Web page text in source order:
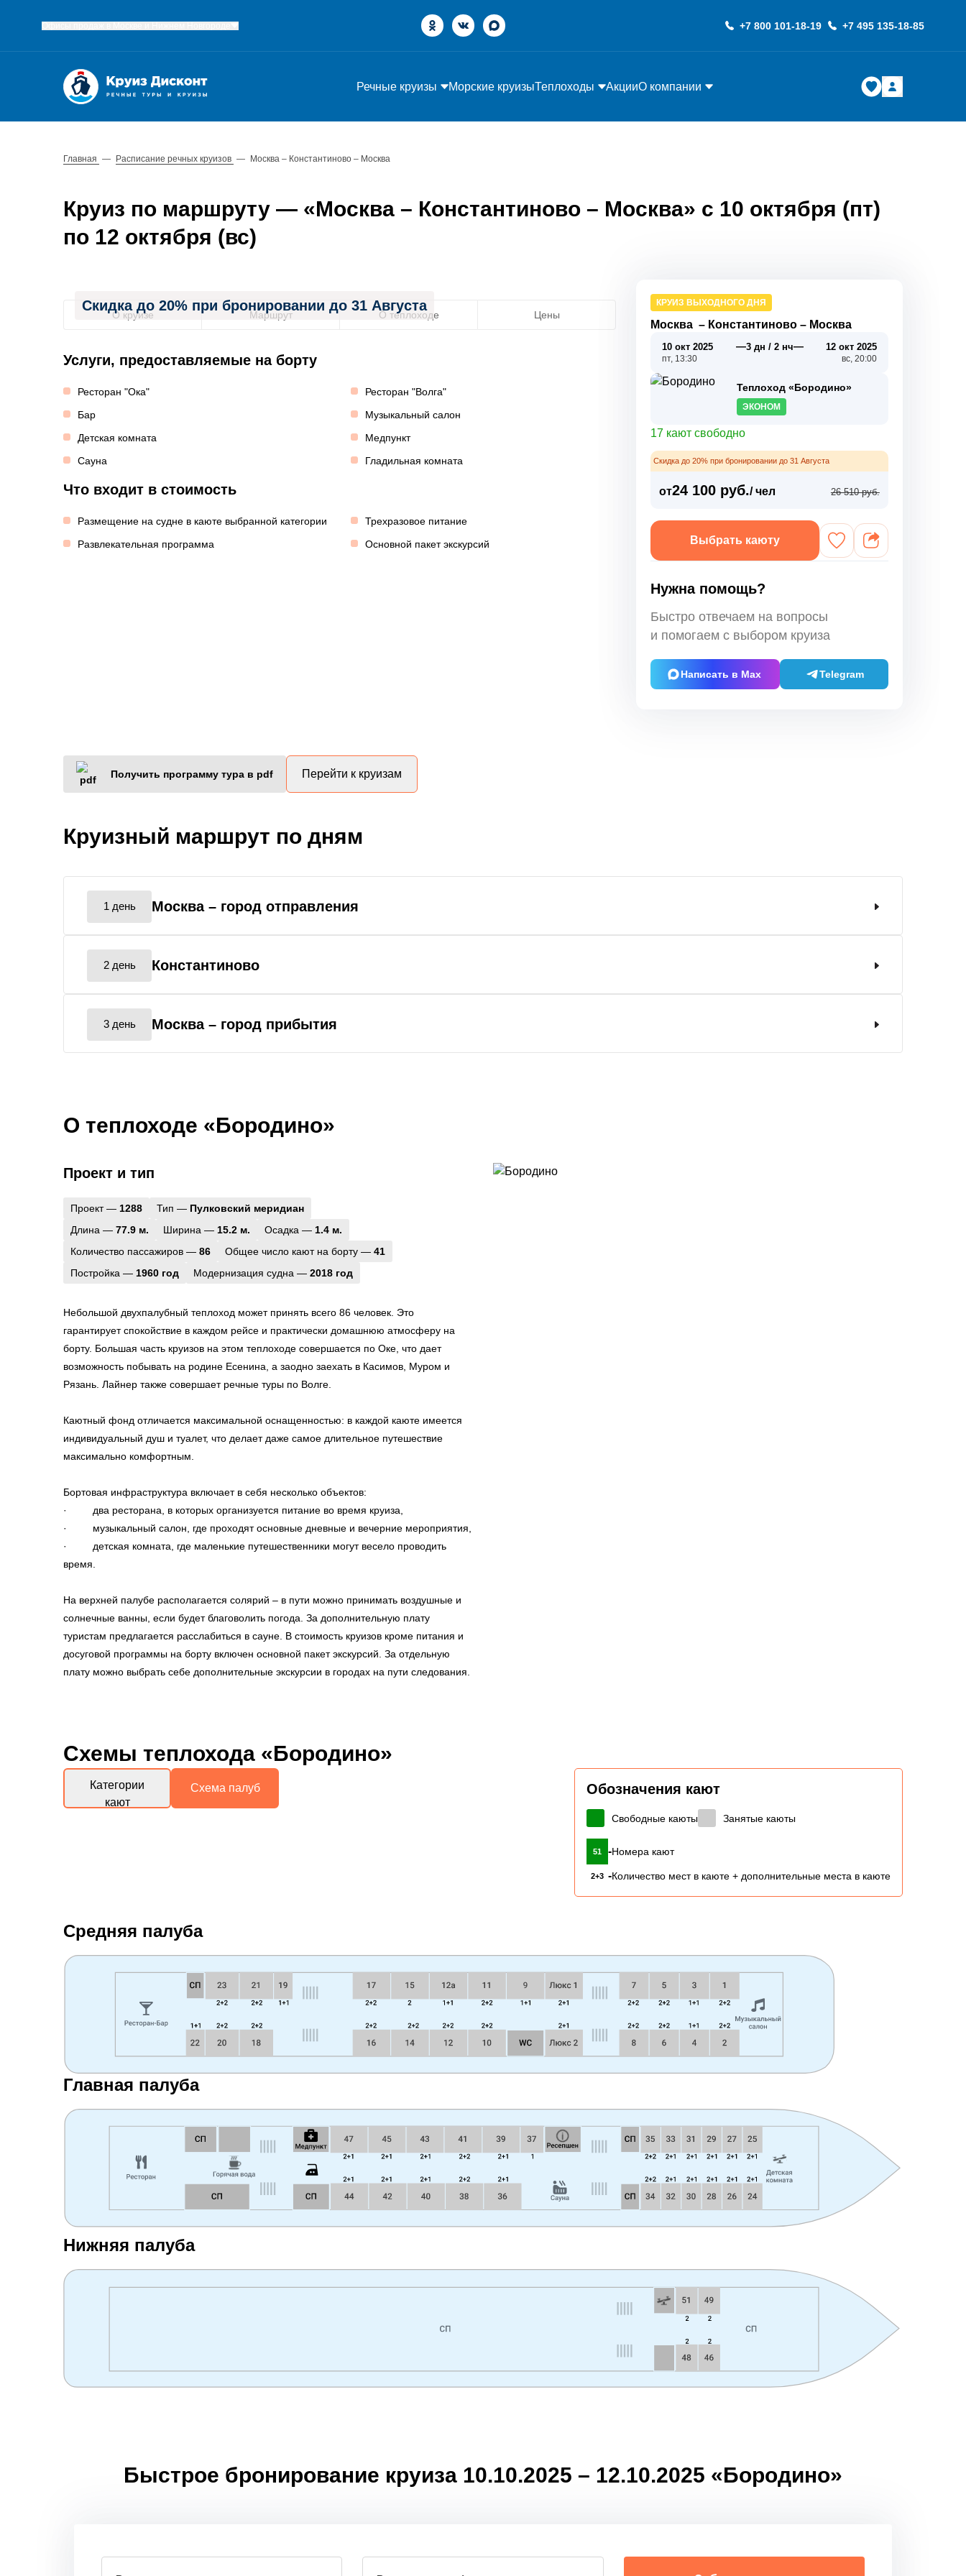
+7 800 101-18-19 +7 495 135-18-85
Речные круизы Морские круизыТеплоходы АкцииО компании
Главная — Расписание речных круизов — Москва – Константиново – Москва
Круиз по маршруту — «Москва – Константиново – Москва» с 10 октября (пт)
по 12 октября (вс)
Скидка до 20% при бронировании до 31 Августа
О круизе Маршрут О теплоходе Цены
Услуги, предоставляемые на борту
Ресторан "Ока"
Ресторан "Волга"
Бар
Музыкальный салон
Детская комната
Медпункт
Сауна
Гладильная комната
Что входит в стоимость
Размещение на судне в каюте выбранной категории
Трехразовое питание
Развлекательная программа
Основной пакет экскурсий
КРУИЗ ВЫХОДНОГО ДНЯ
Москва – Константиново – Москва
10 окт 2025
пт, 13:30
—3 дн / 2 нч— 12 окт 2025
вс, 20:00
Теплоход «Бородино»
ЭКОНОМ
17 кают свободно
Скидка до 20% при бронировании до 31 Августа
от24 100 руб./ чел 26 510 руб.
Выбрать каюту
Нужна помощь?
Быстро отвечаем на вопросы
и помогаем с выбором круиза
Написать в Max Telegram
Получить программу тура в pdf Перейти к круизам
Круизный маршрут по дням
1 день Москва – город отправления
2 день Константиново
3 день Москва – город прибытия
О теплоходе «Бородино»
Проект и тип
Проект — 1288 Тип — Пулковский меридиан
Длина — 77.9 м. Ширина — 15.2 м. Осадка — 1.4 м.
Количество пассажиров — 86 Общее число кают на борту — 41
Постройка — 1960 год Модернизация судна — 2018 год
Небольшой двухпалубный теплоход может принять всего 86 человек. Это
гарантирует спокойствие в каждом рейсе и практически домашнюю атмосферу на
борту. Большая часть круизов на этом теплоходе совершается по Оке, что дает
возможность побывать на родине Есенина, а заодно заехать в Касимов, Муром и
Рязань. Лайнер также совершает речные туры по Волге.
Каютный фонд отличается максимальной оснащенностью: в каждой каюте имеется
индивидуальный душ и туалет, что делает даже самое длительное путешествие
максимально комфортным.
Бортовая инфраструктура включает в себя несколько объектов:
· два ресторана, в которых организуется питание во время круиза,
· музыкальный салон, где проходят основные дневные и вечерние мероприятия,
· детская комната, где маленькие путешественники могут весело проводить
время.
На верхней палубе располагается солярий – в пути можно принимать воздушные и
солнечные ванны, если будет благоволить погода. За дополнительную плату
туристам предлагается расслабиться в сауне. В стоимость круизов кроме питания и
досуговой программы на борту включен основной пакет экскурсий. За отдельную
плату можно выбрать себе дополнительные экскурсии в городах на пути следования.
Схемы теплохода «Бородино»
Обозначения кают
Свободные каюты Занятые каюты
51 -Номера кают
2+3 -Количество мест в каюте + дополнительные места в каюте
Категории
кают
Схема палуб
Средняя палуба
Главная палуба
Нижняя палуба
Быстрое бронирование круиза 10.10.2025 – 12.10.2025 «Бородино»